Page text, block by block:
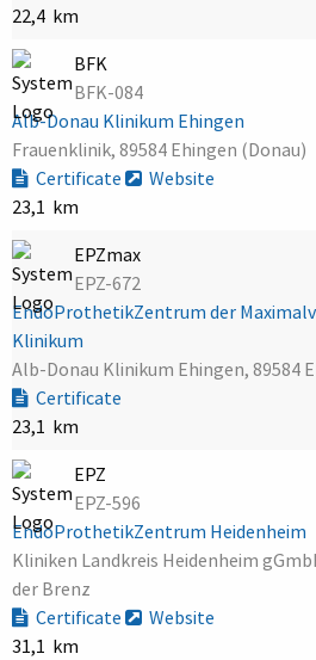
22,4 km
BFK
BFK-084
Alb-Donau Klinikum Ehingen
Frauenklinik, 89584 Ehingen (Donau)
Certificate
Website
23,1 km
EPZmax
EPZ-672
EndoProthetikZentrum der
Klinikum
Alb-Donau Klinikum Ehingen, 89584
Certificate
23,1 km
EPZ
EPZ-596
EndoProthetikZentrum Heidenheim
Kliniken Landkreis Heidenheim
der Brenz
Certificate
Website
31,1 km